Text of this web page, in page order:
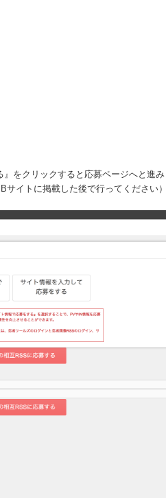
をクリックすると応募ページへと進
サイトに掲載した後で行ってください